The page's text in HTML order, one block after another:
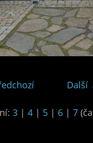
Další
3 | 4 | 5 | 6 | 7